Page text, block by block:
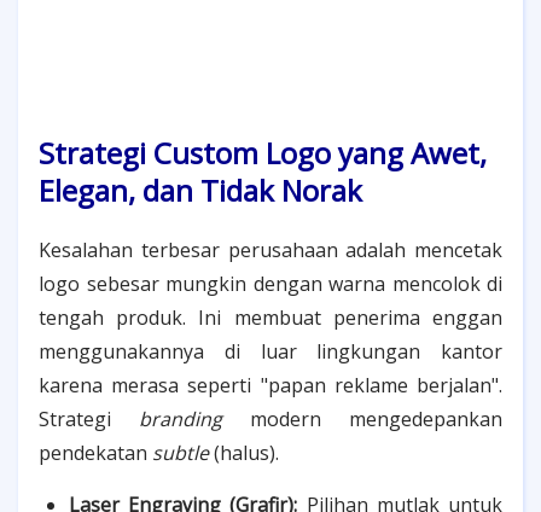
Strategi Custom Logo yang Awet,
Elegan, dan Tidak Norak
Kesalahan terbesar perusahaan adalah mencetak
logo sebesar mungkin dengan warna mencolok di
tengah produk. Ini membuat penerima enggan
menggunakannya di luar lingkungan kantor
karena merasa seperti "papan reklame berjalan".
Strategi brandingmodern mengedepankan
pendekatan subtle(halus).
Laser Engraving (Grafir): Pilihan mutlak untuk